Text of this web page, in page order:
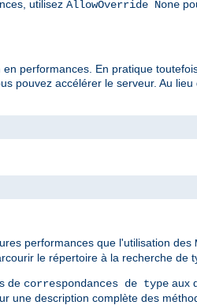
utilisez AllowOverride None
performances. En pratique
pouvez accélérer le serveur. Au
performances que l'utilisation des
le répertoire à la recherche de
de correspondances de type aux
une description complète des